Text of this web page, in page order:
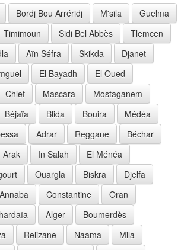
Bordj Bou Arréridj M'sila
Guelma
Timimoun Sidi Bel Abbès
Tlemcen
Aïn Séfra Skikda
Djanet
El Bayadh
El Oued
Chlef Mascara
Mostaganem
Béjaïa Blida Bouira
Médéa
Adrar Reggane
Béchar
Arak In Salah
El Ménéa
Ouargla Biskra
Djelfa
Annaba Constantine
Oran
Alger
Boumerdès
Relizane Naama
Mila